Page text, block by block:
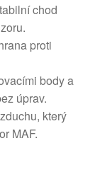
chod
proti
body a
úprav.
který
MAF.